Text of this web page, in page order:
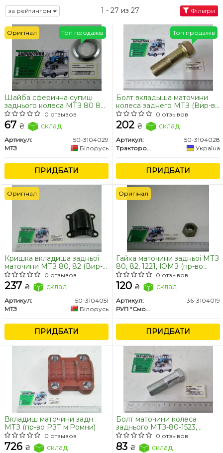
за рейтингом 1 - 27 из 27 Фільтри
Шайба сферична супиці
заднього колеса МТЗ 80 82
(пр-во МТЗ)0 отзывов
67 ₴ склад
Артикул:
50-3104029
МТЗ
Білорусь
ПРИДБАТИ
Топ продажів
Оригінал
Болт вкладыша маточини
колеса заднего МТЗ (Вир-во
РЗТ м.Ромни)0 отзывов
202 ₴ склад
Артикул:
50-3104028
Тракторозапчасть, г.Ромны
Україна
ПРИДБАТИ
Топ продажів
Кришка вкладиша задньої
маточини МТЗ 80, 82 (Вир-
во МТЗ)
0 отзывов
237 ₴ склад
Артикул:
50-3104051
МТЗ
Білорусь
ПРИДБАТИ
Оригінал
Гайка маточини задньої МТЗ
80, 82, 1221, ЮМЗ (пр-во
САЗ)
0 отзывов
120 ₴ склад
Артикул:
36-3104019
РУП "Сморгонский агрегатный завод", г.Сморгонь, РБ
ПРИДБАТИ
Оригінал
Вкладиш маточини задн.
МТЗ (пр-во РЗТ м.Ромни)
0 отзывов
726 ₴ склад
Болт маточини колеса
заднього МТЗ-80-1523,
ЮМЗ-6 (пр-во РЗТ м.Ромни)
0 отзывов
83 ₴ склад